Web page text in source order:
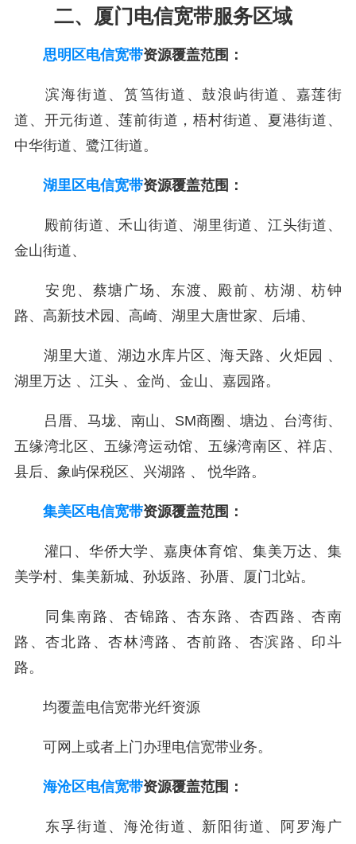
二、厦门电信宽带服务区域
思明区电信宽带资源覆盖范围：
滨海街道、筼筜街道、鼓浪屿街道、嘉莲街
道、开元街道、莲前街道，梧村街道、夏港街道、
中华街道、鹭江街道。
湖里区电信宽带资源覆盖范围：
殿前街道、禾山街道、湖里街道、江头街道、
金山街道、
安兜、蔡塘广场、东渡、殿前、枋湖、枋钟
路、高新技术园、高崎、湖里大唐世家、后埔、
湖里大道、湖边水库片区、海天路、火炬园 、
湖里万达 、江头 、金尚、金山、嘉园路。
吕厝、马垅、南山、SM商圈、塘边、台湾街、
五缘湾北区、五缘湾运动馆、五缘湾南区、祥店、
县后、象屿保税区、兴湖路 、 悦华路。
集美区电信宽带资源覆盖范围：
灌口、华侨大学、嘉庚体育馆、集美万达、集
美学村、集美新城、孙坂路、孙厝、厦门北站。
同集南路、杏锦路、杏东路、杏西路、杏南
路、杏北路、杏林湾路、杏前路、杏滨路、印斗
路。
均覆盖电信宽带光纤资源
可网上或者上门办理电信宽带业务。
海沧区电信宽带资源覆盖范围：
东孚街道、海沧街道、新阳街道、阿罗海广